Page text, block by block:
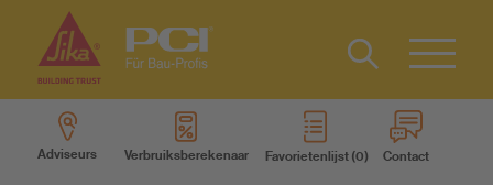
Type 2 or
more
Adviseurs Verbruiksberekenaar Favorietenlijst Contact
Contact
FR